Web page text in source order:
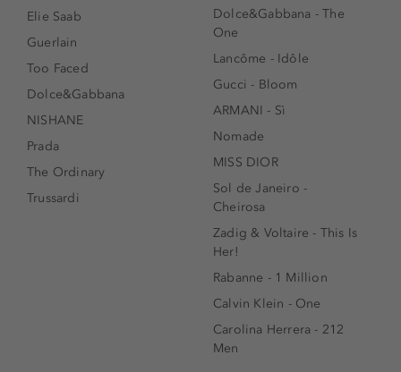
Elie Saab
Guerlain
Too Faced
Dolce&Gabbana
NISHANE
Prada
The Ordinary
Trussardi
Dolce&Gabbana - The
One
Lancôme - Idôle
Gucci - Bloom
ARMANI - Sì
Nomade
MISS DIOR
Sol de Janeiro -
Cheirosa
Zadig & Voltaire - This Is
Her!
Rabanne - 1 Million
Calvin Klein - One
Carolina Herrera - 212
Men